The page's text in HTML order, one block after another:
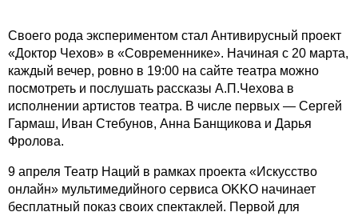
Своего рода экспериментом стал Антивирусный проект
«Доктор Чехов» в «Современнике». Начиная с 20 марта,
каждый вечер, ровно в 19:00 на сайте театра можно
посмотреть и послушать рассказы А.П.Чехова в
исполнении артистов театра. В числе первых — Сергей
Гармаш, Иван Стебунов, Анна Банщикова и Дарья
Фролова.
9 апреля Театр Наций в рамках проекта «Искусство
онлайн» мультимедийного сервиса OKKO начинает
бесплатный показ своих спектаклей. Первой для